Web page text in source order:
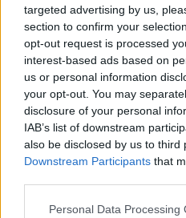
targeted advertising by us,
section to confirm your
opt-out request is processed
interest-based ads based on
us or personal information
your opt-out. You may
disclosure of your personal
IAB’s list of downstream
also be disclosed by us to third
Downstream Participants that
Personal Data Processing
Buy, Hold or Sell: Άμεση
PLC, ABAΞ, EΛΧΑ, ΙΝΤΚΑ